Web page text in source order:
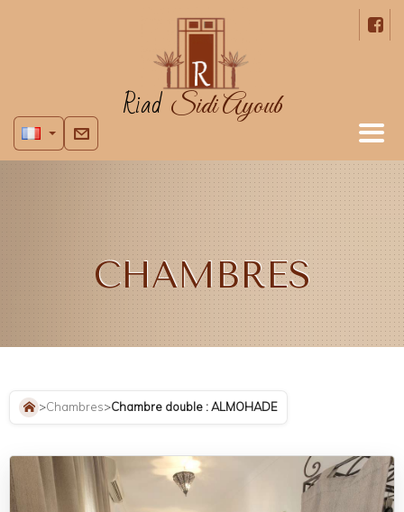
Riad Sidi Ayoub
CHAMBRES
>Chambres>Chambre double : ALMOHADE